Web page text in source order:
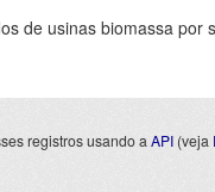
de usinas biomassa
registros usando a API (veja